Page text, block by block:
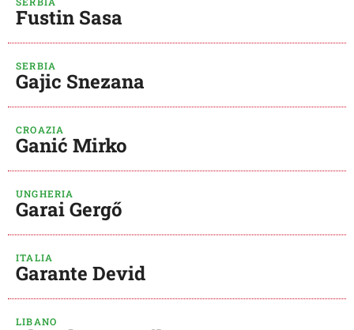
Fustin Sasa
SERBIA
Gajic Snezana
CROAZIA
Ganić Mirko
UNGHERIA
Garai Gergő
ITALIA
Garante Devid
LIBANO